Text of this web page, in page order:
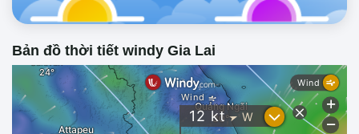
Bản đồ thời tiết windy Gia Lai